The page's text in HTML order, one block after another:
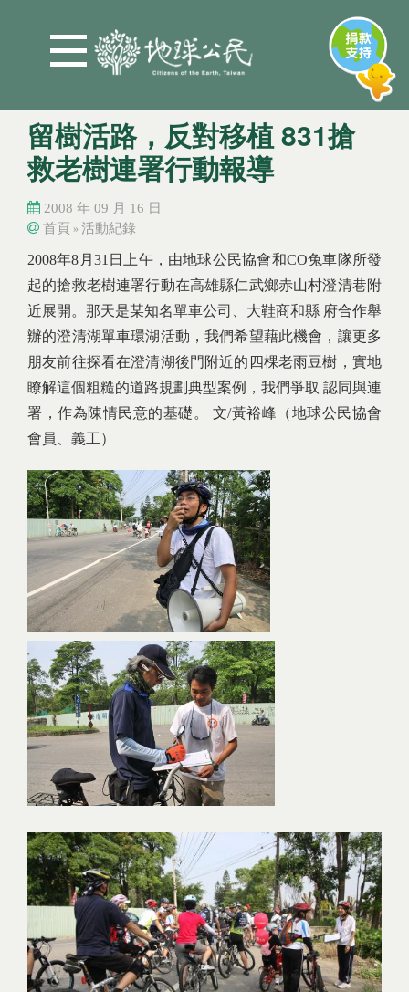
留樹活路，反對移植 831搶
救老樹連署行動報導
2008 年 09 月 16 日
您在這裡
首頁 » 活動紀錄
您在這裡
2008年8月31日上午，由地球公民協會和CO兔車隊所發
起的搶救老樹連署行動在高雄縣仁武鄉赤山村澄清巷附
近展開。那天是某知名單車公司、大鞋商和縣 府合作舉
辦的澄清湖單車環湖活動，我們希望藉此機會，讓更多
朋友前往探看在澄清湖後門附近的四棵老雨豆樹，實地
瞭解這個粗糙的道路規劃典型案例，我們爭取 認同與連
署，作為陳情民意的基礎。 文/黃裕峰（地球公民協會
會員、義工）